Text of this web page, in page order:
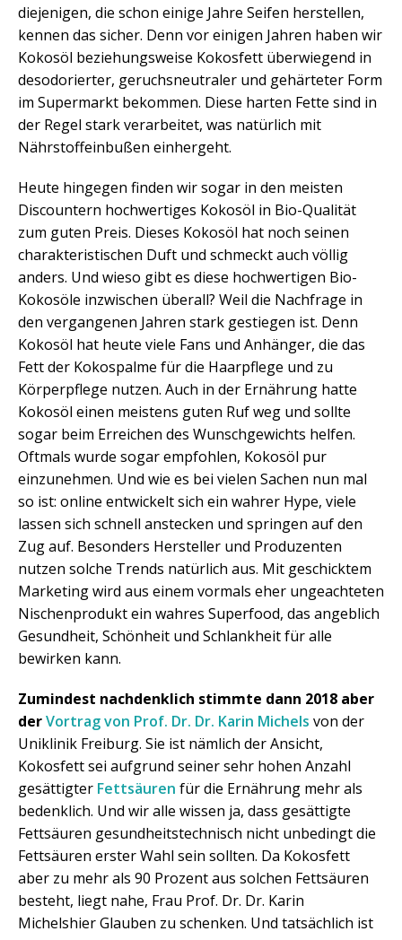
diejenigen, die schon einige Jahre Seifen herstellen,
kennen das sicher. Denn vor einigen Jahren haben wir
Kokosöl beziehungsweise Kokosfett überwiegend in
desodorierter, geruchsneutraler und gehärteter Form
im Supermarkt bekommen. Diese harten Fette sind in
der Regel stark verarbeitet, was natürlich mit
Nährstoffeinbußen einhergeht.
Heute hingegen finden wir sogar in den meisten
Discountern hochwertiges Kokosöl in Bio-Qualität
zum guten Preis. Dieses Kokosöl hat noch seinen
charakteristischen Duft und schmeckt auch völlig
anders. Und wieso gibt es diese hochwertigen Bio-
Kokosöle inzwischen überall? Weil die Nachfrage in
den vergangenen Jahren stark gestiegen ist. Denn
Kokosöl hat heute viele Fans und Anhänger, die das
Fett der Kokospalme für die Haarpflege und zu
Körperpflege nutzen. Auch in der Ernährung hatte
Kokosöl einen meistens guten Ruf weg und sollte
sogar beim Erreichen des Wunschgewichts helfen.
Oftmals wurde sogar empfohlen, Kokosöl pur
einzunehmen. Und wie es bei vielen Sachen nun mal
so ist: online entwickelt sich ein wahrer Hype, viele
lassen sich schnell anstecken und springen auf den
Zug auf. Besonders Hersteller und Produzenten
nutzen solche Trends natürlich aus. Mit geschicktem
Marketing wird aus einem vormals eher ungeachteten
Nischenprodukt ein wahres Superfood, das angeblich
Gesundheit, Schönheit und Schlankheit für alle
bewirken kann.
Zumindest nachdenklich stimmte dann 2018 aber
derVortrag von Prof. Dr. Dr. Karin Michels von der
Uniklinik Freiburg. Sie ist nämlich der Ansicht,
Kokosfett sei aufgrund seiner sehr hohen Anzahl
gesättigter Fettsäuren für die Ernährung mehr als
bedenklich. Und wir alle wissen ja, dass gesättigte
Fettsäuren gesundheitstechnisch nicht unbedingt die
Fettsäuren erster Wahl sein sollten. Da Kokosfett
aber zu mehr als 90 Prozent aus solchen Fettsäuren
besteht, liegt nahe, Frau Prof. Dr. Dr. Karin
Michelshier Glauben zu schenken. Und tatsächlich ist